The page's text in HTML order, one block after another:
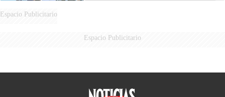
Espacio Publicitario
Espacio Publicitario